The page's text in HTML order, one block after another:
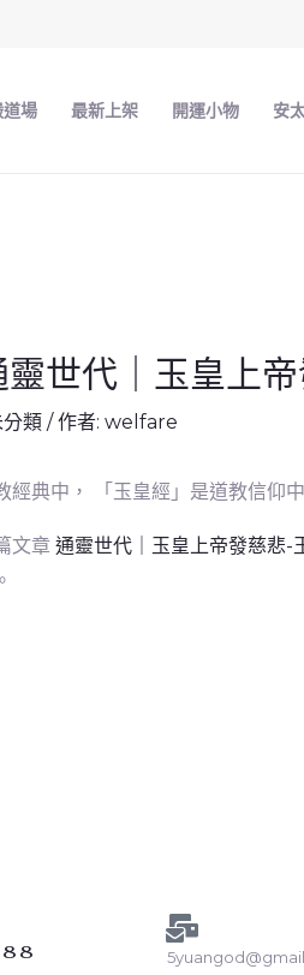
場 最新上架 開運小物 安
靈世代｜玉皇上
類 / 作者: welfare
經典中， 「玉皇經」是道教信仰
文章 通靈世代｜玉皇上帝發慈悲-